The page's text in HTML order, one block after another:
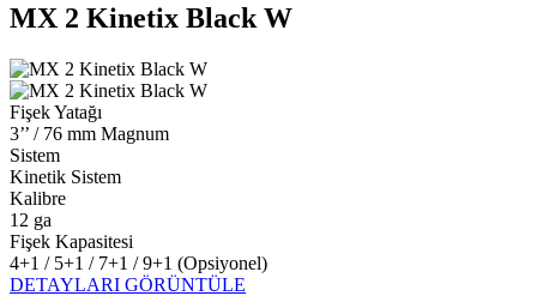
MX 2 Kinetix Black W
Fişek Yatağı
3’’ / 76 mm Magnum
Sistem
Kinetik Sistem
Kalibre
12 ga
Fişek Kapasitesi
4+1 / 5+1 / 7+1 / 9+1 (Opsiyonel)
DETAYLARI GÖRÜNTÜLE